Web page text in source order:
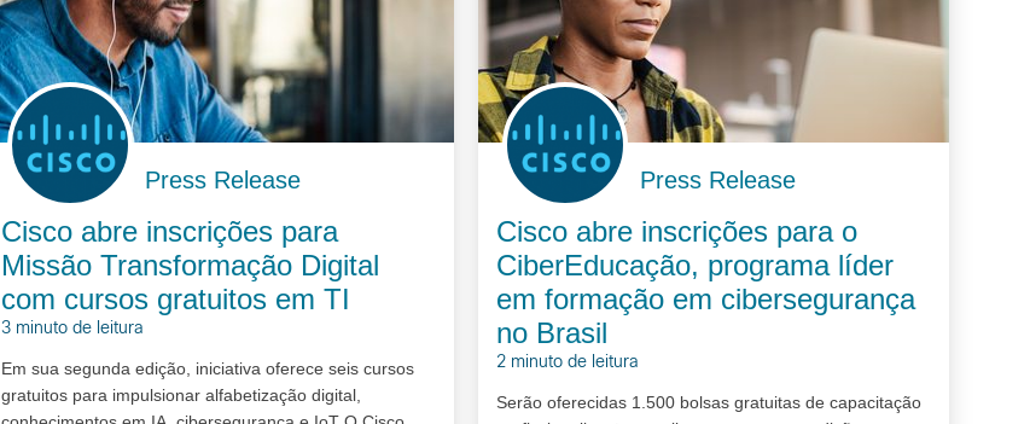
Press Release
Cisco abre inscrições para
Missão Transformação Digital
com cursos gratuitos em TI
3 minuto de leitura
Em sua segunda edição, iniciativa oferece seis cursos
gratuitos para impulsionar alfabetização digital,
Press Release
Cisco abre inscrições para o
CiberEducação, programa líder
em formação em cibersegurança
no Brasil
2 minuto de leitura
Serão oferecidas 1.500 bolsas gratuitas de capacitação